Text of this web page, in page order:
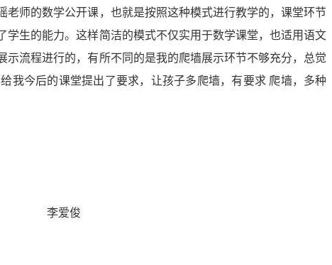
师的数学公开课，也就是按照这种模式进行教学的，课堂环节
生的能力。这样简洁的模式不仅实用于数学课堂，也适用语文
流程进行的，有所不同的是我的爬墙展示环节不够充分，总觉
我今后的课堂提出了要求，让孩子多爬墙，有要求 爬墙，多种